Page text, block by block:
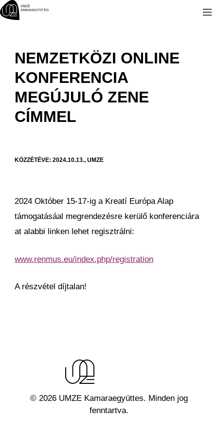
Kilépés
a
NEMZETKÖZI ONLINE
KONFERENCIA
MEGÚJULÓ ZENE
CÍMMEL
KÖZZÉTÉVE: 2024.10.13., UMZE
2024 Október 15-17-ig a Kreatí Európa Alap
támogatásáal megrendezésre kerülő konferenciára
at alabbi linken lehet regisztrálni:
www.renmus.eu/index.php/registration
A részvétel díjtalan!
© 2026 UMZE Kamaraegyüttes. Minden jog
fenntartva.